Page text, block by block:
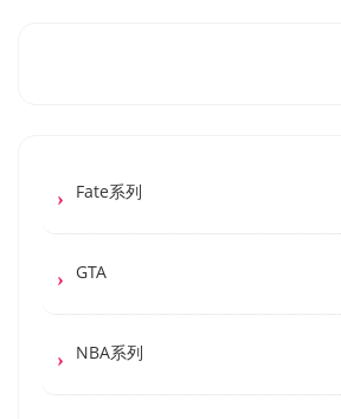
Fate系列
GTA
NBA系列